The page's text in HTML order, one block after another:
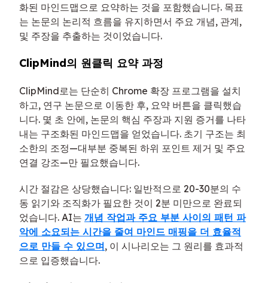
화된 마인드맵으로 요약하는 것을 포함했습니다. 목표
는 논문의 논리적 흐름을 유지하면서 주요 개념, 관계,
및 주장을 추출하는 것이었습니다.
ClipMind의 원클릭 요약 과정
ClipMind로는 단순히 Chrome 확장 프로그램을 설치
하고, 연구 논문으로 이동한 후, 요약 버튼을 클릭했습
니다. 몇 초 안에, 논문의 핵심 주장과 지원 증거를 나타
내는 구조화된 마인드맵을 얻었습니다. 초기 구조는 최
소한의 조정—대부분 중복된 하위 포인트 제거 및 주요
연결 강조—만 필요했습니다.
시간 절감은 상당했습니다: 일반적으로 20-30분의 수
동 읽기와 조직화가 필요한 것이 2분 미만으로 완료되
었습니다. AI는 개념 작업과 주요 부분 사이의 패턴 파
악에 소요되는 시간을 줄여 마인드 매핑을 더 효율적
으로 만들 수 있으며, 이 시나리오는 그 원리를 효과적
으로 입증했습니다.